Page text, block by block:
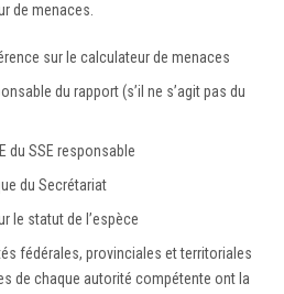
de menaces.
sur le calculateur de menaces
du rapport (s’il ne s’agit pas du
du SSE responsable
du Secrétariat
le statut de l’espèce
fédérales, provinciales et territoriales
de chaque autorité compétente ont la